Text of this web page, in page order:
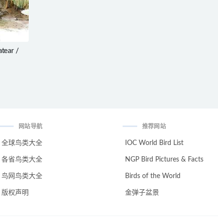
/
网站导航
全球鸟类大全
各省鸟类大全
鸟网鸟类大全
版权声明
推荐网站
IOC World Bird List
NGP Bird Pictures & Facts
Birds of the World
金弹子盆景